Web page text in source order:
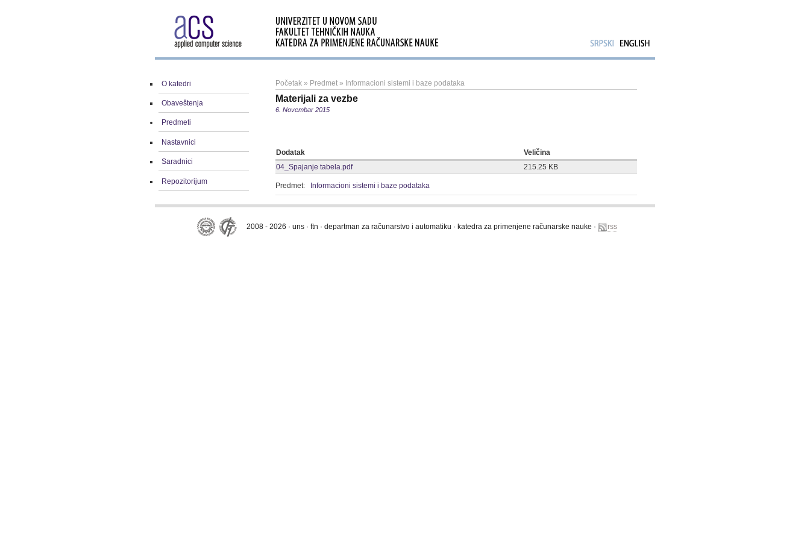
O katedri
Obaveštenja
Predmeti
Nastavnici
Saradnici
Repozitorijum
Početak » Predmet » Informacioni sistemi i baze podataka
Materijali za vezbe
6. Novembar 2015
Dodatak
Veličina
04_Spajanje tabela.pdf
215.25 KB
Predmet: Informacioni sistemi i baze podataka
2008 - 2026 · uns · ftn · departman za računarstvo i automatiku · katedra za primenjene računarske nauke · rss